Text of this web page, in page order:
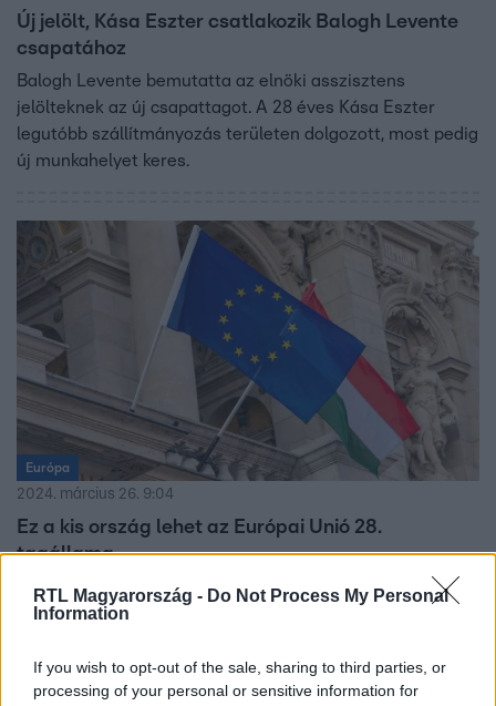
RTL Magyarország - Do Not Process My Personal
Information
If you wish to opt-out of the sale, sharing to third parties, or
processing of your personal or sensitive information for
Új jelölt, Kása Eszter csatlakozik Balogh Levente
csapatához
Balogh Levente bemutatta az elnöki asszisztens
jelölteknek az új csapattagot. A 28 éves Kása Eszter
legutóbb szállítmányozás területen dolgozott, most pedig
új munkahelyet keres.
Európa
2024. március 26. 9:04
Ez a kis ország lehet az Európai Unió 28.
tagállama
Jelen állás szerint 2030-ban lehet új tagja az uniónak.